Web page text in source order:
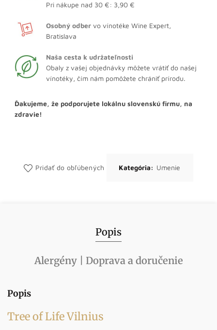
Pri nákupe nad 30 €: 3,90 €
Osobný odber vo vínotéke Wine Expert,
Bratislava
Naša cesta k udržateľnosti
Obaly z vašej objednávky môžete vrátiť do našej
vínotéky, čím nám pomôžete chrániť prírodu.
Ďakujeme, že podporujete lokálnu slovenskú firmu, na
zdravie!
Pridať do obľúbených Kategória: Umenie
Popis
Alergény | Doprava a doručenie
Popis
Tree of Life Vilnius